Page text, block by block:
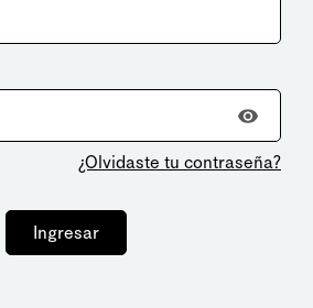
¿Olvidaste tu contraseña?
Ingresar